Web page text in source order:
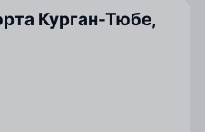
Курган-Тюбе,